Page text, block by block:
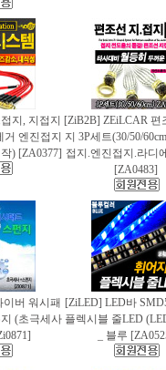
지, 지접지
엔진접지
) [ZA0377]
[ZiB2B] ZEiLCAR 편
지 3P세트(30/50/
접지.엔진접지.라디
[ZA0483]
버 워시패
(초극세사
[ZiLED] LED바
플렉시블 줄LED
_ 블루